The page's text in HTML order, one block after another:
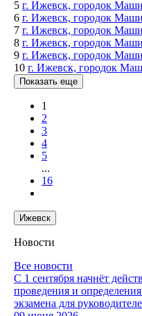
5 г. Ижевск, городок
6 г. Ижевск, городок
7 г. Ижевск, городок
8 г. Ижевск, городок
9 г. Ижевск, городок
10 г. Ижевск, городок
Показать еще
1
2
3
4
5
...
16
Ижевск
Новости
Все новости
С 1 сентября начнёт
проведения и
экзамена для